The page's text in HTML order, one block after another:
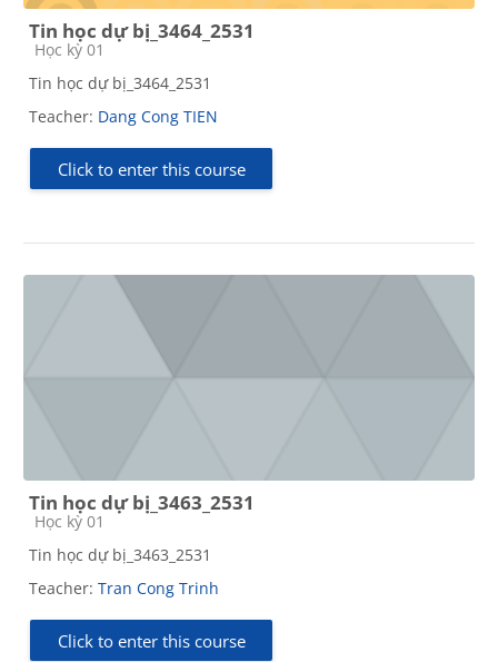
Tin học dự bị_3464_2531
Course category
Học kỳ 01
Tin học dự bị_3464_2531
Teacher: Dang Cong TIEN
Click to enter this course
Tin học dự bị_3463_2531
Course category
Học kỳ 01
Tin học dự bị_3463_2531
Teacher: Tran Cong Trinh
Click to enter this course